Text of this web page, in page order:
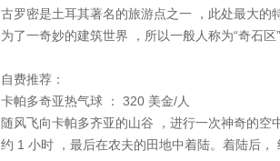
古罗密是土耳其著名的旅游点之一 ，此处最大
为了一奇妙的建筑世界 ，所以一般人称为“奇石
自费推荐：
卡帕多奇亚热气球 ： 320 美金/人
随风飞向卡帕多齐亚的山谷 ，进行一次神奇的空
约 1 小时 ，最后在农夫的田地中着陆。着陆后